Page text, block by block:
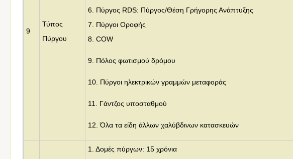
9
Τύπος
Πύργου
6. Πύργος RDS: Πύργος/Θέση Γρήγορης Ανάπτυξης
7. Πύργοι Οροφής
8. COW
9. Πόλος φωτισμού δρόμου
10. Πύργοι ηλεκτρικών γραμμών μεταφοράς
11. Γάντζος υποσταθμού
12. Όλα τα είδη άλλων χαλύβδινων κατασκευών
1. Δομές πύργων: 15 χρόνια